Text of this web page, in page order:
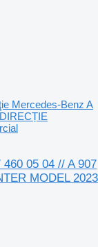
Mercedes-Benz A
05 04 // A 907
MODEL 2023